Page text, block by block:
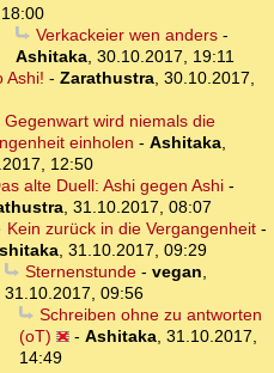
18:00
Verkackeier wen anders-
Ashitaka, 30.10.2017, 19:11
Ashi! - Zarathustra, 30.10.2017,
Gegenwart wird niemals die
einholen - Ashitaka,
12:50
alte Duell: Ashi gegen Ashi-
, 31.10.2017, 08:07
Kein zurück in die Vergangenheit-
, 31.10.2017, 09:29
Sternenstunde- vegan,
31.10.2017, 09:56
Schreiben ohne zu antworten
(oT)
- Ashitaka, 31.10.2017,
14:49